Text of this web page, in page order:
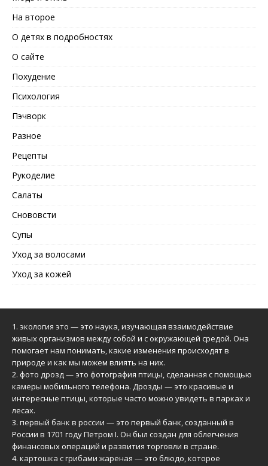
На второе
О детях в подробностях
О сайте
Похудение
Психология
Пэчворк
Разное
Рецепты
Рукоделие
Салаты
Снововсти
Супы
Уход за волосами
Уход за кожей
1. экология это — это наука, изучающая взаимодействие
живых организмов между собой и с окружающей средой. Она
помогает нам понимать, какие изменения происходят в
природе и как мы можем влиять на них.
2. фото дрозд— это фотография птицы, сделанная с помощью
камеры мобильного телефона. Дрозды — это красивые и
интересные птицы, которые часто можно увидеть в парках и
лесах.
3. первый банк в россии — это первый банк, созданный в
России в 1701 году Петром I. Он был создан для облегчения
финансовых операций и развития торговли в стране.
4. картошка с грибами жареная — это блюдо, которое